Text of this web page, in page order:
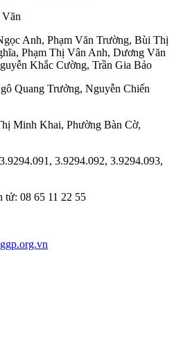
Anh, Phạm Văn Trường, Bùi Thị
, Phạm Thị Vân Anh, Dương Văn
Khắc Cường, Trần Gia Bảo
Quang Trưởng, Nguyễn Chiến
Minh Khai, Phường Bàn Cờ,
3.9294.092, 3.9294.093,
tử: 08 65 11 22 55